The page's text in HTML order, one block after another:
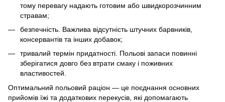
тому перевагу надають готовим або швидкорозчинним
стравам;
безпечність. Важлива відсутність штучних барвників,
консервантів та інших добавок;
тривалий термін придатності. Польові запаси повинні
зберігатися довго без втрати смаку і поживних
властивостей.
Оптимальний польовий раціон — це поєднання основних
прийомів їжі та додаткових перекусів, які допомагають